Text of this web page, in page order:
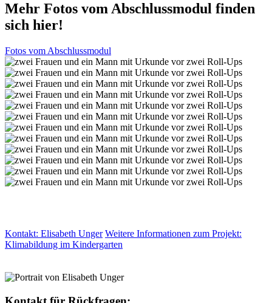
Mehr Fotos vom Abschlussmodul finden
sich hier!
Fotos vom Abschlussmodul
Kontakt: Elisabeth Unger Weitere Informationen zum Projekt:
Klimabildung im Kindergarten